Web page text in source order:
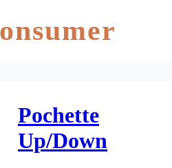
Pochette
Up/Down